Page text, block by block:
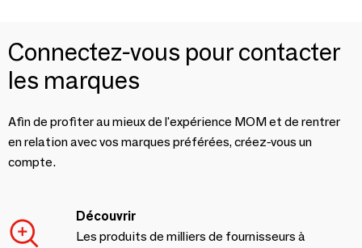
Connectez-vous pour contacter
les marques
Afin de profiter au mieux de l'expérience MOM et de rentrer
en relation avec vos marques préférées, créez-vous un
compte.
Découvrir
Les produits de milliers de fournisseurs à